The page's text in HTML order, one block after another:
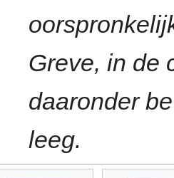
Greve, in de
daaronder
leeg.